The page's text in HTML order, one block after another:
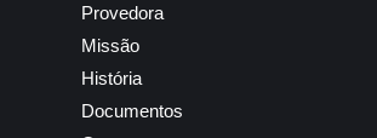
Provedora
Missão
História
Documentos